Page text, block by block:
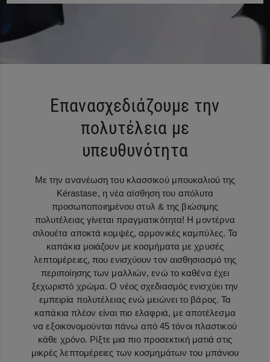
Επανασχεδιάζουμε την
πολυτέλεια με
υπευθυνότητα
Με την ανανέωση του κλασσικού μπουκαλιού της
Kérastase, η νέα αίσθηση του απόλυτα
προσωποποιημένου στυλ & της βιώσιμης
πολυτέλειας γίνεται πραγματικότητα! Η μοντέρνα
σιλουέτα αποκτά κομψές, αρμονικές καμπύλες. Τα
καπάκια μοιάζουν με κοσμήματα με χρυσές
λεπτομέρειες, που ενισχύουν τον αισθησιασμό της
περιποίησης των μαλλιών, ενώ το καθένα έχει
ξεχωριστό χρώμα. Ο νέος σχεδιασμός ενισχύει την
εμπειρία πολυτέλειας ενώ μειώνει το βάρος. Τα
καπάκια πλέον είναι πιο ελαφριά, με αποτέλεσμα
να εξοικονομούνται πάνω από 45 τόνοι πλαστικού
κάθε χρόνο. Ρίξτε μια πιο προσεκτική ματιά στις
μικρές λεπτομέρειες των κοσμημάτων του μπάνιου